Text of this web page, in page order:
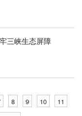
三峡生态屏障
8 9 10
11